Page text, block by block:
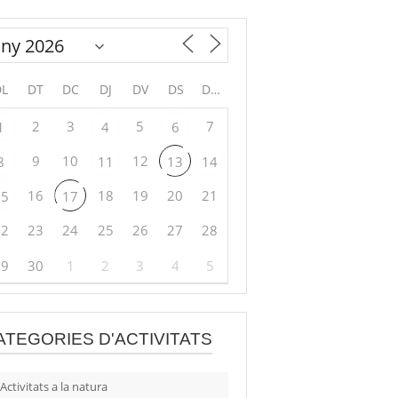
DT DC DJ DV DS DG
2 3 4 5 6 7
9 10 11 12 13
14
16 17 18 19 20
21
23 24 25 26 27
28
30 1 2 3 4 5
D'ACTIVITATS
Activitats a la natura